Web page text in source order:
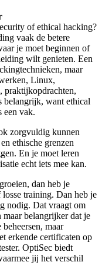
of ethical hacking?
vaak de betere
je moet beginnen of
wilt genieten. Een
maar
Linux,
praktijkopdrachten,
belangrijk, want ethical
een vak.
zorgvuldig kunnen
ethische grenzen
En je moet leren
echt iets mee kan.
dan heb je
training. Dan heb je
nodig. Dat vraagt om
maar belangrijker dat je
maar
erkende certificaten op
OptiSec biedt
jij het verschil